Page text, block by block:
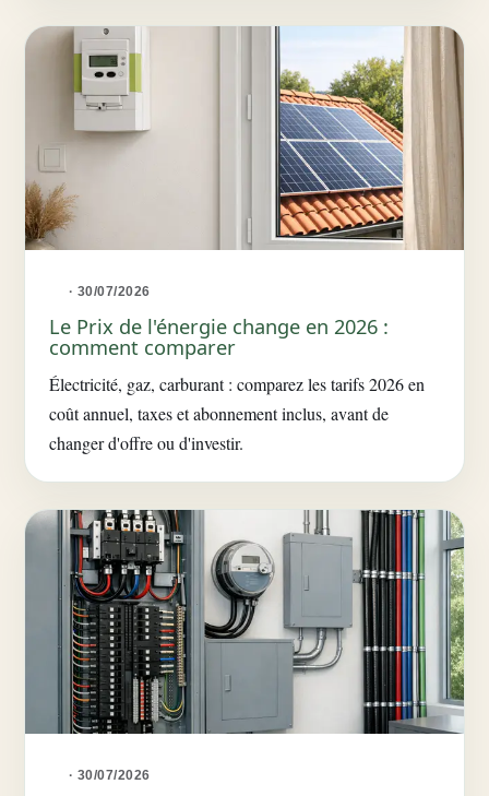
· 30/07/2026
Le Prix de l'énergie change en 2026 :
comment comparer
Électricité, gaz, carburant : comparez les tarifs 2026 en
coût annuel, taxes et abonnement inclus, avant de
changer d'offre ou d'investir.
· 30/07/2026